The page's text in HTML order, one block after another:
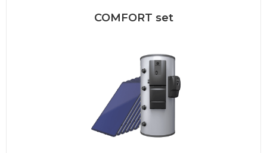
COMFORT set
Solarni set za zagrevanje sanitarne
potrošne tople vode i dogrevanje...
Pročitaj više